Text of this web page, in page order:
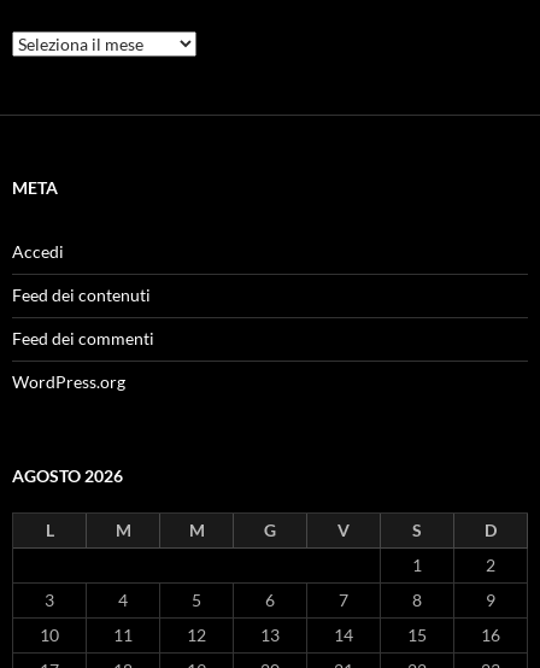
Archivi
META
Accedi
Feed dei contenuti
Feed dei commenti
WordPress.org
AGOSTO 2026
L M M G V S
D
1
2
3
4 5 6 7 8
9
10
11 12 13 14 15
16